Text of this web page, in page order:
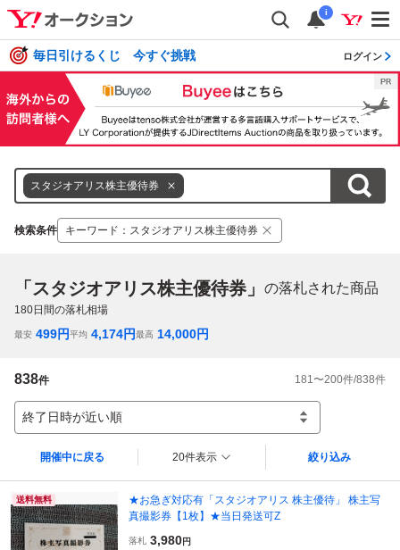
i
毎日引けるくじ 今すぐ挑戦 ログイン
スタジオアリス株主優待券
検索条件 キーワード ： スタジオアリス株主優待券
「スタジオアリス株主優待券」 の落札された商品
180日間の落札相場
最安 499円平均 4,174円最高 14,000円
838件 181 〜200件/838件
終了日時が近い順
開催中に戻る 20件表示 絞り込み
送料無料
★お急ぎ対応有「スタジオアリス 株主優待」 株主写
真撮影券【1枚】★当日発送可Z
落札 3,980円